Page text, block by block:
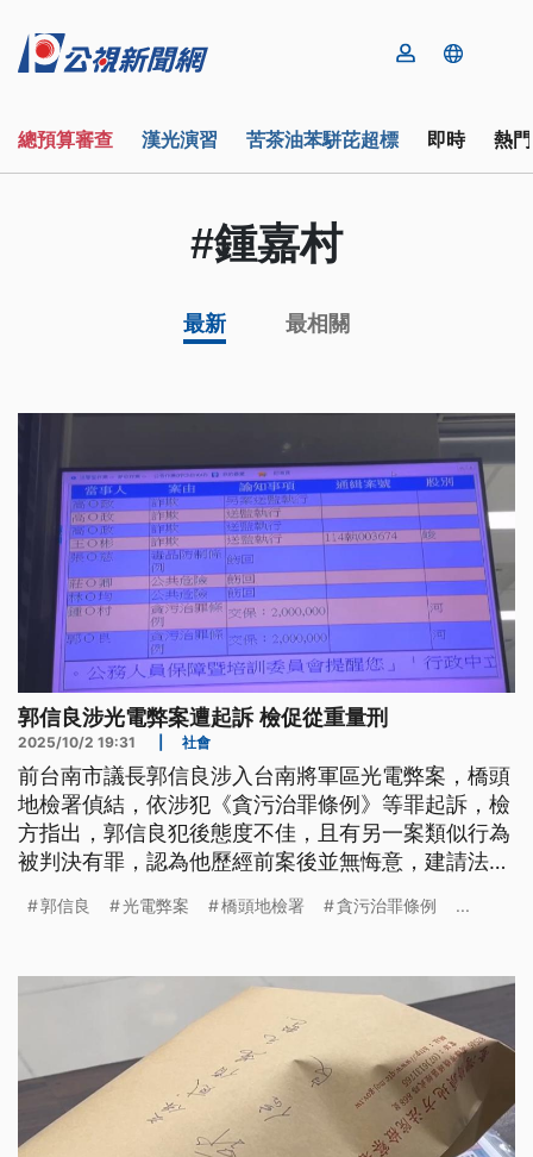
總預算審查 漢光演習 苦茶油苯駢芘超標 即時 熱
#鍾嘉村
最新 最相關
郭信良涉光電弊案遭起訴 檢促從重量刑
2025/10/2 19:31 社會
前台南市議長郭信良涉入台南將軍區光電弊案，橋頭
地檢署偵結，依涉犯《貪污治罪條例》等罪起訴，檢
方指出，郭信良犯後態度不佳，且有另一案類似行為
被判決有罪，認為他歷經前案後並無悔意，建請法官
郭信良 光電弊案 橋頭地檢署 貪污治罪條例 ...